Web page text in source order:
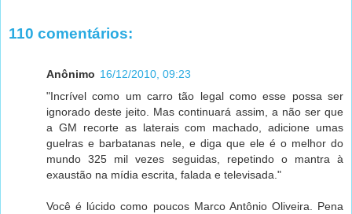
110 comentários:
Anônimo 16/12/2010, 09:23
"Incrível como um carro tão legal como esse possa ser
ignorado deste jeito. Mas continuará assim, a não ser que
a GM recorte as laterais com machado, adicione umas
guelras e barbatanas nele, e diga que ele é o melhor do
mundo 325 mil vezes seguidas, repetindo o mantra à
exaustão na mídia escrita, falada e televisada."
Você é lúcido como poucos Marco Antônio Oliveira. Pena